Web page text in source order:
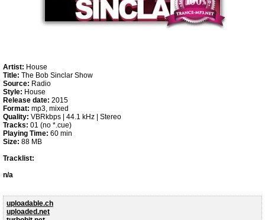
Artist: House
Title: The Bob Sinclar Show
Source: Radio
Style: House
Release date: 2015
Format: mp3, mixed
Quality: VBRkbps | 44.1 kHz | Stereo
Tracks: 01 (no *.cue)
Playing Time: 60 min
Size: 88 MB
Tracklist:
n/a
uploadable.ch
uploaded.net